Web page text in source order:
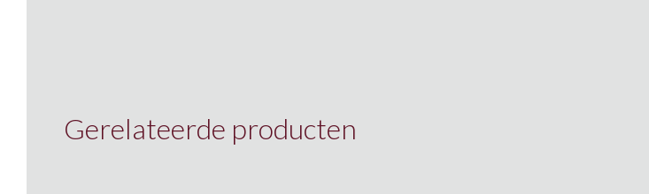
Gerelateerde producten